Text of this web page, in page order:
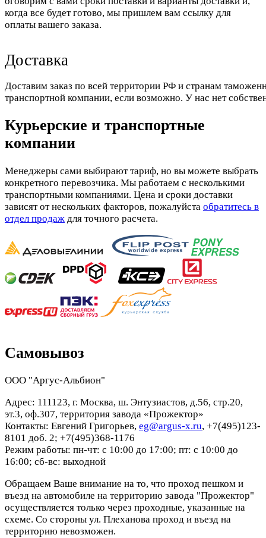
когда все будет готово, мы пришлем вам ссылку для
оплаты вашего заказа.
Доставка
Доставим заказ по всей территории РФ и странам
транспортной компании, если возможно. У нас нет
Курьерские и транспортные
компании
Менеджеры сами выбирают тариф, но вы можете выбрать
конкретного перевозчика. Мы работаем с несколькими
транспортными компаниями. Цена и сроки доставки
зависят от нескольких факторов, пожалуйста обратитесь в
отдел продаж для точного расчета.
Самовывоз
ООО "Аргус-Альбион"
Адрес: 111123, г. Москва, ш. Энтузиастов, д.56, стр.20,
эт.3, оф.307, территория завода «Прожектор»
Контакты: Евгений Григорьев, eg@argus-x.ru, +7(495)123-
8101 доб. 2; +7(495)368-1176
Режим работы: пн-чт: с 10:00 до 17:00; пт: с 10:00 до
16:00; сб-вс: выходной
Обращаем Ваше внимание на то, что проход пешком и
въезд на автомобиле на территорию завода "Прожектор"
осуществляется только через проходные, указанные на
схеме. Со стороны ул. Плеханова проход и въезд на
территорию невозможен.